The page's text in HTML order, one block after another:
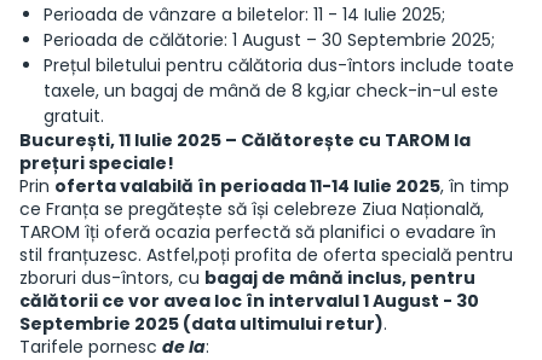
Perioada de vânzare a biletelor: 11 - 14 Iulie 2025;
Perioada de călătorie: 1 August – 30 Septembrie 2025;
Prețul biletului pentru călătoria dus-întors include toate
taxele, un bagaj de mână de 8 kg,iar check-in-ul este
gratuit.
București, 11 Iulie 2025 – Călătorește cu TAROM la
prețuri speciale!
Prin oferta valabilă în perioada 11-14 Iulie 2025, în timp
ce Franța se pregătește să își celebreze Ziua Națională,
TAROM îți oferă ocazia perfectă să planifici o evadare în
stil franțuzesc. Astfel,poți profita de oferta specială pentru
zboruri dus-întors, cu bagaj de mână inclus, pentru
călătorii ce vor avea loc în intervalul 1 August - 30
Septembrie 2025 (data ultimului retur).
Tarifele pornesc de la: